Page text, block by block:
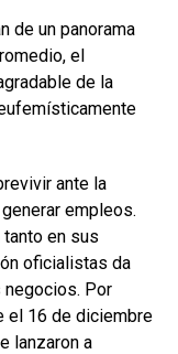
de un panorama
el
de la
ante la
empleos.
en sus
oficialistas da
Por
el 16 de diciembre
lanzaron a